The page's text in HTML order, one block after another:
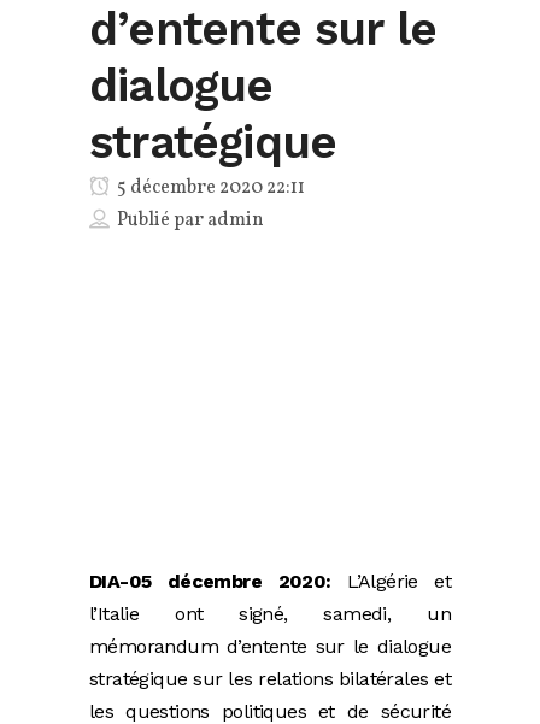
d’entente sur le
dialogue
stratégique
5 décembre 2020 22:11
Publié paradmin
DIA-05 décembre 2020: L’Algérie et
l’Italie ont signé, samedi, un
mémorandum d’entente sur le dialogue
stratégique sur les relations bilatérales et
les questions politiques et de sécurité